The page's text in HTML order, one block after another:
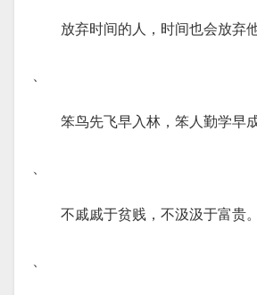
放弃时间的人，时间也会放弃
、
笨鸟先飞早入林，笨人勤学
、
不戚戚于贫贱，不汲汲于富贵。
、